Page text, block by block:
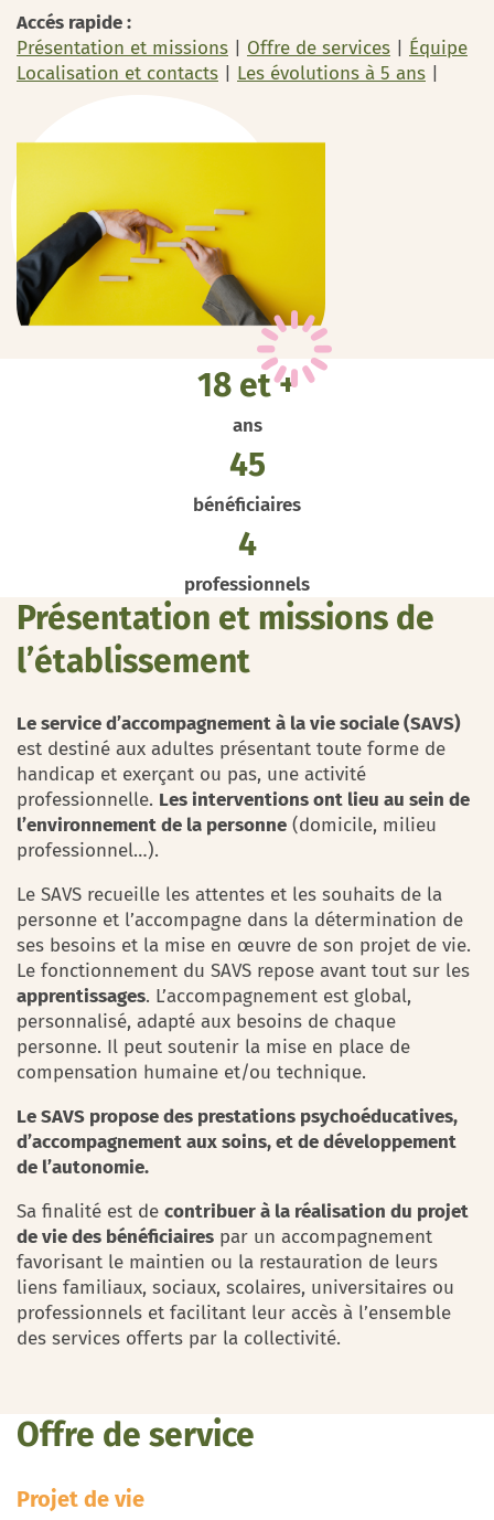
Accés rapide :
Présentation et missions
Offre de services
Équipe
Localisation et contacts
Les évolutions à 5 ans
18 et +
ans
45
bénéficiaires
4
professionnels
Présentation et missions de
l’établissement
Le service d’accompagnement à la vie sociale (SAVS)
est destiné aux adultes présentant toute forme de
handicap et exerçant ou pas, une activité
professionnelle. Les interventions ont lieu au sein de
l’environnement de la personne (domicile, milieu
professionnel…).
Le SAVS recueille les attentes et les souhaits de la
personne et l’accompagne dans la détermination de
ses besoins et la mise en œuvre de son projet de vie.
Le fonctionnement du SAVS repose avant tout sur les
apprentissages. L’accompagnement est global,
personnalisé, adapté aux besoins de chaque
personne. Il peut soutenir la mise en place de
compensation humaine et/ou technique.
Le SAVS propose des prestations psychoéducatives,
d’accompagnement aux soins, et de développement
de l’autonomie.
Sa finalité est de contribuer à la réalisation du projet
de vie des bénéficiaires par un accompagnement
favorisant le maintien ou la restauration de leurs
liens familiaux, sociaux, scolaires, universitaires ou
professionnels et facilitant leur accès à l’ensemble
des services offerts par la collectivité.
Offre de service
Projet de vie